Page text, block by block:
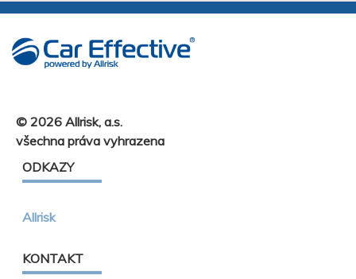
© 2026 Allrisk, a.s.
všechna práva vyhrazena
ODKAZY
Allrisk
KONTAKT